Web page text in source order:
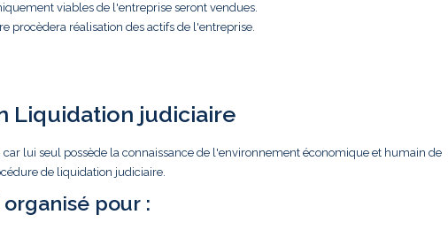
viables de l'entreprise seront vendues.
procèdera réalisation des actifs de l'entreprise.
Liquidation judiciaire
lui seul possède la connaissance de l'environnement économique et humain de
de liquidation judiciaire.
pour :